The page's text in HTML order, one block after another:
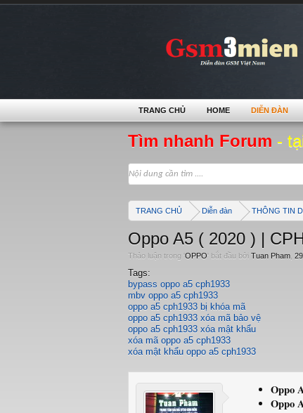
Tìm nhanh Forum -
TRANG CHỦ Diễn đàn THÔNG TIN
Oppo A5 ( 2020 ) |
Thảo luận trong 'OPPO' bắt đầu bởi Tuan Pham
Tags:
bypass oppo a5 cph1933
mbv oppo a5 cph1933
oppo a5 cph1933 bị khóa mã
oppo a5 cph1933 xóa mã bảo vệ
oppo a5 cph1933 xóa mật khẩu
xóa mã oppo a5 cph1933
xóa mật khẩu oppo a5 cph1933
Oppo
Oppo
TRANG CHỦ HOME DIỄN ĐÀN